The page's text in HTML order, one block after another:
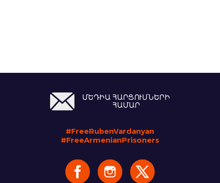
ՄԵԴԻԱ ՀԱՐՑՈՒՄՆԵՐԻ
ՀԱՄԱՐ
#FreeRubenVardanyan
#FreeArmenianPrisoners